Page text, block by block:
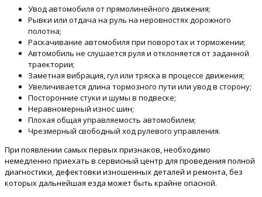
Увод автомобиля от прямолинейного движения;
Рывки или отдача на руль на неровностях дорожного
полотна;
Раскачивание автомобиля при поворотах и торможении;
Автомобиль не слушается руля и отклоняется от заданной
траектории;
Заметная вибрация, гул или тряска в процессе движения;
Увеличивается длина тормозного пути или увод в сторону;
Посторонние стуки и шумы в подвеске;
Неравномерный износ шин;
Плохая общая управляемость автомобилем;
Чрезмерный свободный ход рулевого управления.
При появлении самых первых признаков, необходимо
немедленно приехать в сервисный центр для проведения полной
диагностики, дефектовки изношенных деталей и ремонта, без
которых дальнейшая езда может быть крайне опасной.